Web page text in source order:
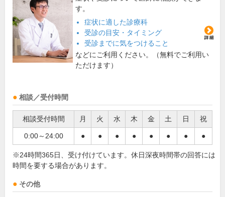
す。
症状に適した診療科
受診の目安・タイミング
受診までに気をつけること
などにご利用ください。（無料でご利用い
ただけます）
相談／受付時間
相談受付時間 月 火 水 木 金 土 日 祝
0:00～24:00 ● ● ● ● ● ● ● ●
※24時間365日、受け付けています。休日深夜時間帯の回答には
時間を要する場合があります。
その他